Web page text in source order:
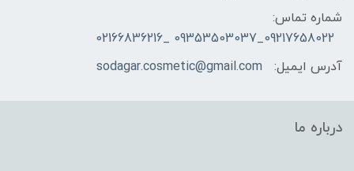
شماره تماس:
09217658022_09353503037 _02166836216
آدرس ایمیل:
sodagar.cosmetic@gmail.com
درباره ما